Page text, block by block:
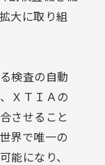
大に取り組
検査の自動
ＸＴＩＡの
させること
界で唯一の
能になり、